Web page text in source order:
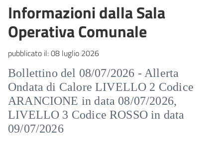
Informazioni dalla Sala
Operativa Comunale
pubblicato il:08 luglio 2026
Bollettino del 08/07/2026 - Allerta
Ondata di Calore LIVELLO 2 Codice
ARANCIONE in data 08/07/2026,
LIVELLO 3 Codice ROSSO in data
09/07/2026